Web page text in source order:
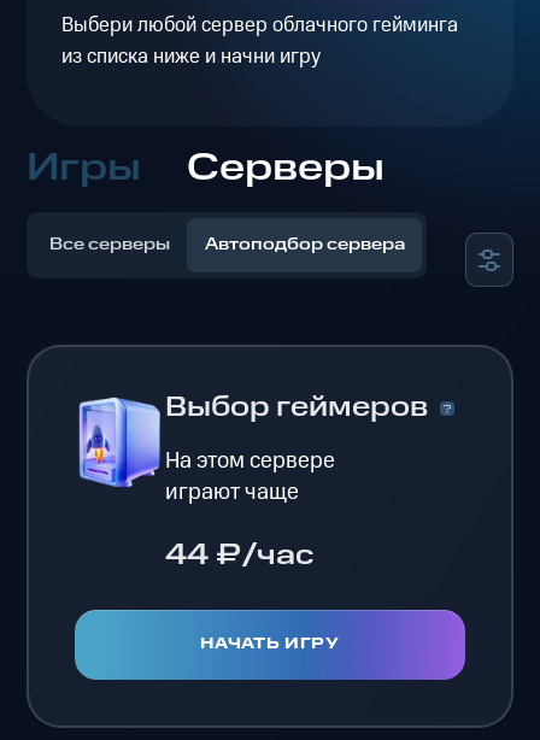
Выбери любой сервер облачного гейминга
из списка ниже и начни игру
Игры Серверы
Все серверы Автоподбор сервера
Выбор геймеров
На этом сервере
играют чаще
44 ₽/час
НАЧАТЬ ИГРУ